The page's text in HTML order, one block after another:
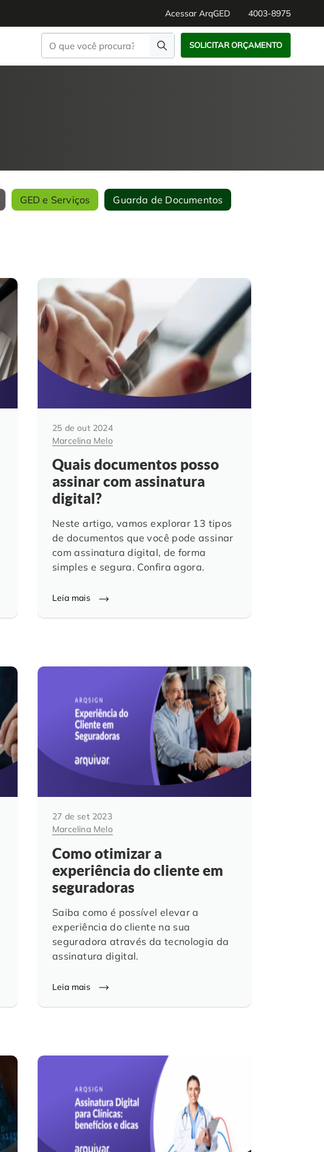
Acessar ArqGED 4003-8975
SOLICITAR ORÇAMENTO
GED e Serviços
Guarda de Documentos
25 de out 2024
Marcelina Melo
Quais documentos posso
assinar com assinatura
digital?
Neste artigo, vamos explorar 13 tipos
de documentos que você pode assinar
com assinatura digital, de forma
simples e segura. Confira agora.
Leia mais
27 de set 2023
Marcelina Melo
Como otimizar a
experiência do cliente em
seguradoras
Saiba como é possível elevar a
experiência do cliente na sua
seguradora através da tecnologia da
assinatura digital.
Leia mais